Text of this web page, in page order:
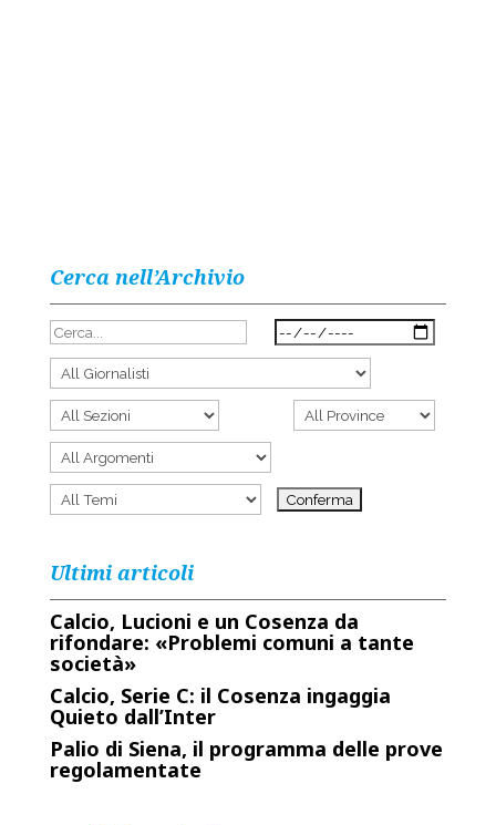
Cerca nell’Archivio
Ultimi articoli
Calcio, Lucioni e un Cosenza da
rifondare: «Problemi comuni a tante
società»
Calcio, Serie C: il Cosenza ingaggia
Quieto dall’Inter
Palio di Siena, il programma delle prove
regolamentate